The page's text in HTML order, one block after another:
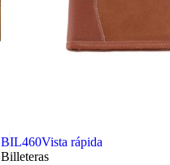
BIL460Vista rápida
Billeteras